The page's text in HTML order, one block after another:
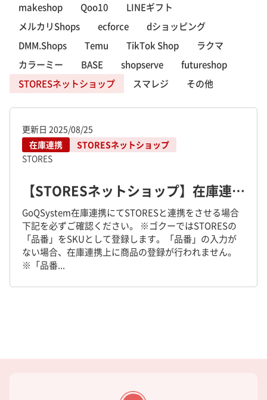
makeshop
Qoo10
LINEギフト
メルカリShops
ecforce
dショッピング
DMM.Shops
Temu TikTok Shop
ラクマ
カラーミー
BASE shopserve
futureshop
STORESネットショップ
スマレジ その他
更新日 2025/08/25
在庫連携
STORESネットショップ
STORES
【STORESネットショップ】在庫連携の設定方法、設定解除方法について
GoQSystem在庫連携にてSTORESと連携をさせる場合
下記を必ずご確認ください。 ※ゴクーではSTORESの
「品番」をSKUとして登録します。「品番」の入力が
ない場合、在庫連携上に商品の登録が行われません。
※「品番...